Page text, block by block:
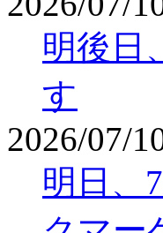
明後日
す
2026/07/
明日、